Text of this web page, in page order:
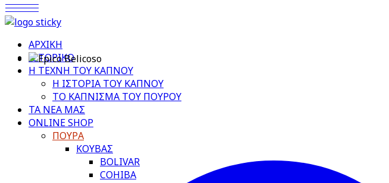
ΑΡΧΙΚΗ
ΙΣΤΟΡΙΚΟ
Η ΤΕΧΝΗ ΤΟΥ ΚΑΠΝΟΥ
Η ΙΣΤΟΡΙΑ ΤΟΥ ΚΑΠΝΟΥ
ΤΟ ΚΑΠΝΙΣΜΑ ΤΟΥ ΠΟΥΡΟΥ
ΤΑ ΝΕΑ ΜΑΣ
ONLINE SHOP
ΠΟΥΡΑ
ΚΟΥΒΑΣ
BOLIVAR
COHIBA